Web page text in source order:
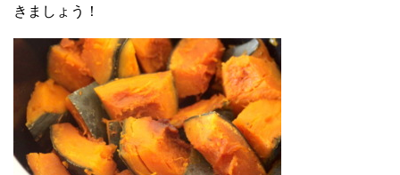
きましょう！